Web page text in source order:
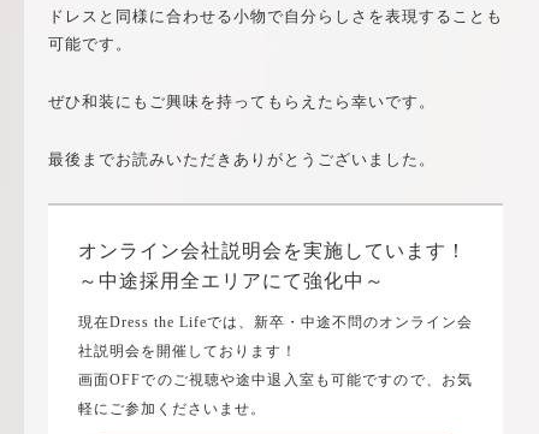
ドレスと同様に合わせる小物で自分らしさを表現することも
可能です。
ぜひ和装にもご興味を持ってもらえたら幸いです。
最後までお読みいただきありがとうございました。
オンライン会社説明会を実施しています！
～中途採用全エリアにて強化中～
現在Dress the Lifeでは、新卒・中途不問のオンライン会
社説明会を開催しております！
画面OFFでのご視聴や途中退入室も可能ですので、お気
軽にご参加くださいませ。